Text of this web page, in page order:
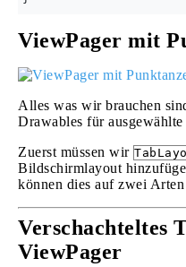
ViewPager mit
Alles was wir brauchen
Drawables für
Zuerst müssen wir
Bildschirmlayout
können dies auf zwei
Verschachteltes
ViewPager